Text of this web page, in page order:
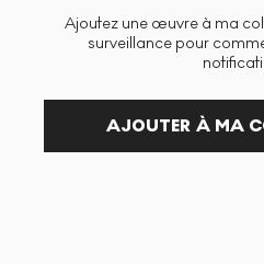
Ajoutez une œuvre à ma
surveillance pour
AJOUTER À MA